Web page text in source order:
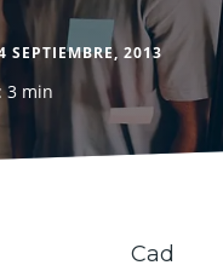
SEPTIEMBRE, 2013
3 min
Cad